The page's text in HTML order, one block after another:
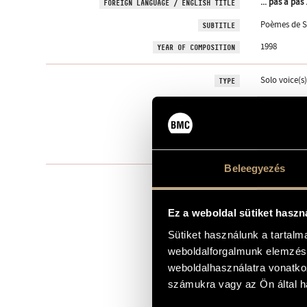
Beleegyezés
Ez a weboldal sütiket
Sütiket használunk a
weboldalforgalmunk
weboldalhasználatra
számukra vagy az Ön által
FOREIGN LANGUAGE / ENGLISH TITLE
SUBTITLE Poèmes de
YEAR OF COMPOSITION 1998
TYPE Solo
INSTRUMENTATION
DURATION
2. pas à
4. octave
6. octave
7. écoute-
8. berceuse
9.
10. ...
11. elles